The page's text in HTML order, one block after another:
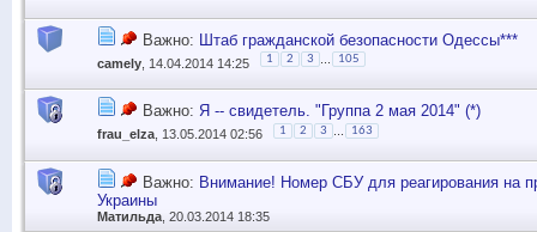
Важно: Штаб гражданской безопасности Одессы***
camely , 14.04.2014 14:25 1 2 3 ... 105
Важно: Я -- свидетель. "Группа 2 мая 2014" (*)
frau_elza , 13.05.2014 02:56 1 2 3 163
Важно: Внимание! Номер СБУ для реагирования на
Украины
Матильда , 20.03.2014 18:35